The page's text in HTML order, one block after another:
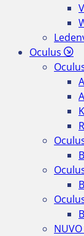
Oculus